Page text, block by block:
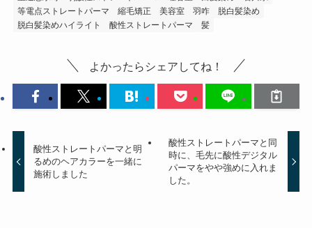
等電点ストレートパーマ
縮毛矯正 美容室 羽咋
脱白髪染め
脱白髪染めハイライト
酸性ストレートパーマ 髪
よかったらシェアしてね！
酸性ストレートパーマと明
るめのヘアカラーを一緒に
施術しました
酸性ストレートパーマと同
時に、毛先に酸性デジタル
パーマをやや強めに入れま
した。